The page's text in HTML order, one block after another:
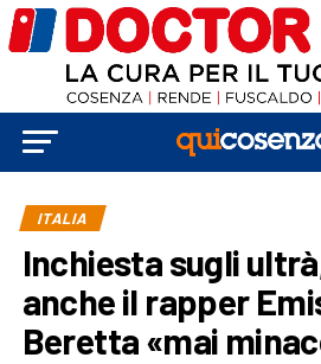
ITALIA
Inchiesta sugli
anche il rapper
Beretta «mai